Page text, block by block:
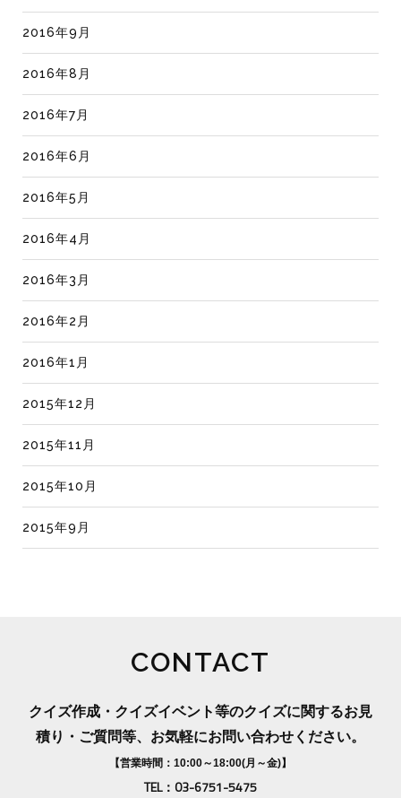
2016年9月
2016年8月
2016年7月
2016年6月
2016年5月
2016年4月
2016年3月
2016年2月
2016年1月
2015年12月
2015年11月
2015年10月
2015年9月
CONTACT
クイズ作成・クイズイベント等のクイズに関するお見
積り・ご質問等、お気軽にお問い合わせください。
【営業時間：10:00～18:00(月～金)】
TEL：03-6751-5475